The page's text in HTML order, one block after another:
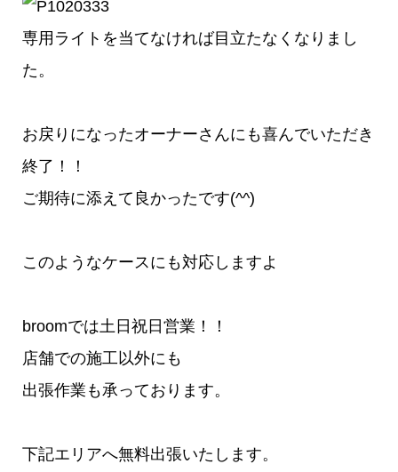
専用ライトを当てなければ目立たなくなりまし
た。
お戻りになったオーナーさんにも喜んでいただき
終了！！
ご期待に添えて良かったです(^^)
このようなケースにも対応しますよ
broomでは土日祝日営業！！
店舗での施工以外にも
出張作業も承っております。
下記エリアへ無料出張いたします。